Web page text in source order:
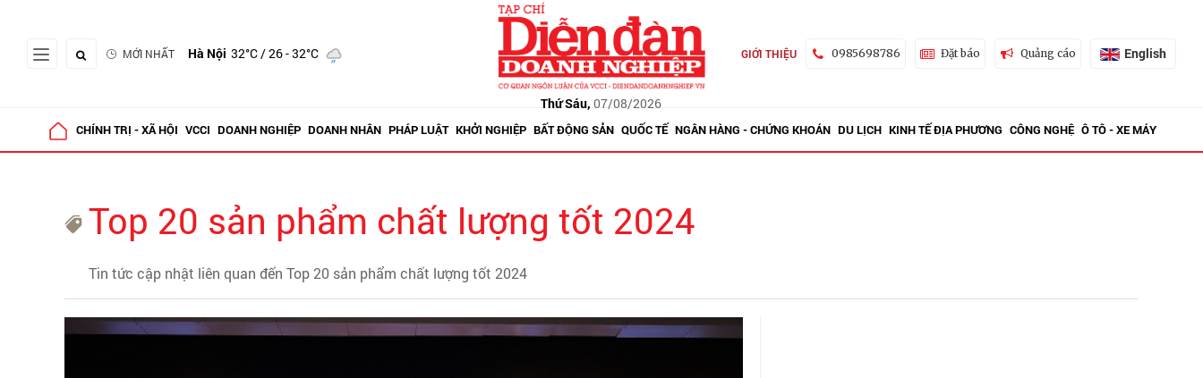
MỚI NHẤT Hà Nội 32°C/ 26 - 32°C
Thứ Sáu, 07/08/2026
GIỚI THIỆU 0985698786 Đặt báo Quảng cáo English
CHÍNH TRỊ - XÃ HỘI VCCI DOANH NGHIỆP DOANH NHÂN PHÁP LUẬT KHỞI NGHIỆP BẤT ĐỘNG SẢN QUỐC TẾ NGÂN HÀNG - CHỨNG KHOÁN DU LỊCH KINH TẾ ĐỊA PHƯƠNG CÔNG NGHỆ Ô TÔ - XE MÁY
Top 20 sản phẩm chất lượng tốt 2024
Tin tức cập nhật liên quan đến Top 20 sản phẩm chất lượng tốt 2024